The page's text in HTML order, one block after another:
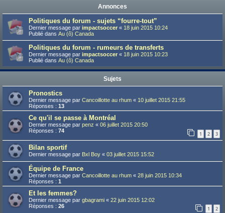
Annonces
Politiques du forum - sujets “fourre-tout”
Dernier message par impactsoccer « 18 juin 2015 10:24
Publié dans Au (ô) Canada
Politiques du forum - rumeurs de transferts
Dernier message par impactsoccer « 18 juin 2015 10:23
Publié dans Au (ô) Canada
Sujets
Pronostics
Dernier message par Cancoillotte au rhum « 10 juillet 2015 21:55
Réponses : 13
Ce qu'il se passe à Montréal
Dernier message par penz « 06 juillet 2015 20:50
Réponses : 74 1 2 3
Bilan sportif
Dernier message par Bxl Boy « 03 juillet 2015 15:52
Équipe de France
Dernier message par Cancoillotte au rhum « 28 juin 2015 10:34
Réponses : 1
Et les femmes?
Dernier message par gbagrami « 22 juin 2015 12:02
Réponses : 26 1 2